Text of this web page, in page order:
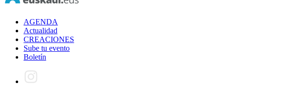
AGENDA
Actualidad
CREACIONES
Sube tu evento
Boletín